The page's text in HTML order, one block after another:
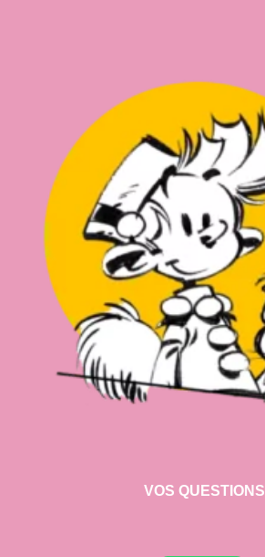
VOS QUESTIONS